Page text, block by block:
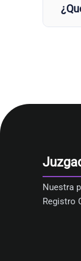
Nuestra
Registro